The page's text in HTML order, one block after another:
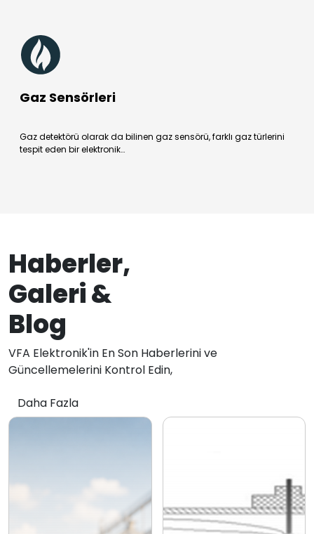
Gaz Sensörleri
Gaz detektörü olarak da bilinen gaz sensörü, farklı gaz türlerini
tespit eden bir elektronik…
Haberler,
Galeri &
Blog
VFA Elektronik'in En Son Haberlerini ve
Güncellemelerini Kontrol Edin,
Daha Fazla